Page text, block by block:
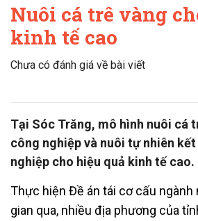
Nuôi cá trê vàng
kinh tế cao
Chưa có đánh giá về bài viết
Tại Sóc Trăng, mô hình nuôi cá
công nghiệp và nuôi tự nhiên
nghiệp cho hiệu quả kinh tế cao.
Thực hiện Đề án tái cơ cấu ngành
gian qua, nhiều địa phương của